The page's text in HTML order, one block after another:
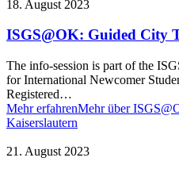
18. August 2023
ISGS@OK: Guided City
The info-session is part of the
for International Newcomer
Registered…
Mehr erfahrenMehr über
Kaiserslautern
21. August 2023